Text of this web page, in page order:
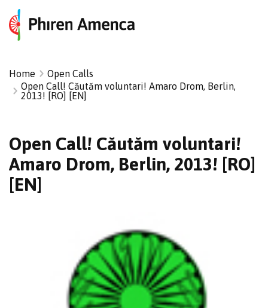
Home
Open Calls
Open Call! Căutăm voluntari! Amaro Drom, Berlin,
2013! [RO] [EN]
Open Call! Căutăm voluntari!
Amaro Drom, Berlin, 2013! [RO]
[EN]